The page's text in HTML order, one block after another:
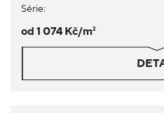
Série:
od 1 074 Kč/m2